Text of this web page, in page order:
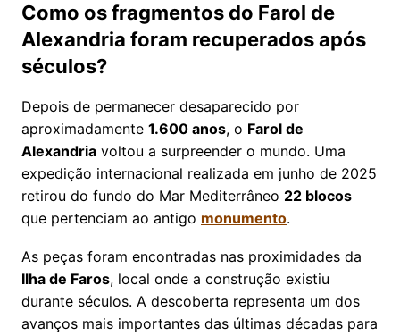
Como os fragmentos do Farol de
Alexandria foram recuperados após
séculos?
Depois de permanecer desaparecido por
aproximadamente 1.600 anos, o Farol de
Alexandria voltou a surpreender o mundo. Uma
expedição internacional realizada em junho de 2025
retirou do fundo do Mar Mediterrâneo 22 blocos
que pertenciam ao antigo monumento.
As peças foram encontradas nas proximidades da
Ilha de Faros, local onde a construção existiu
durante séculos. A descoberta representa um dos
avanços mais importantes das últimas décadas para